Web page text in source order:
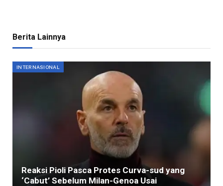
Berita Lainnya
INTERNASIONAL
Reaksi Pioli Pasca Protes Curva-sud yang
‘Cabut’ Sebelum Milan-Genoa Usai